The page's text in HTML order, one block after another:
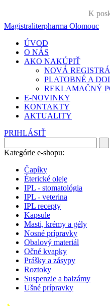
K
Magistraliterpharma Olomouc
ÚVOD
O NÁS
AKO NAKÚPIŤ
NOVÁ
PLATOBNÉ A
REKLAMAČNÝ
E-NOVINKY
KONTAKTY
AKTUALITY
PRIHLÁSIŤ
Kategórie e-shopu:
Čapíky
Éterické oleje
IPL - stomatológia
IPL - veterina
IPL recepty
Kapsule
Masti, krémy a gély
Nosné prípravky
Obalový materiál
Očné kvapky
Prášky a zásypy
Roztoky
Suspenzie a balzámy
Ušné prípravky